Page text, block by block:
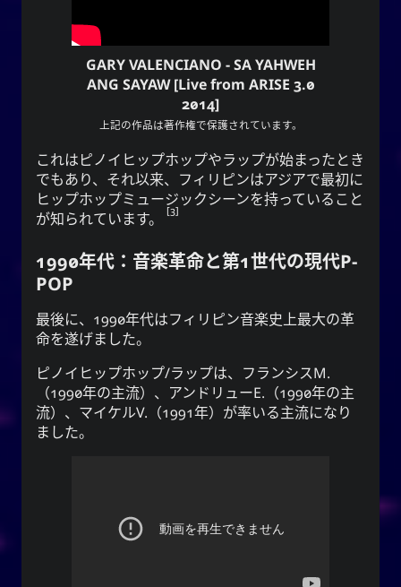
GARY VALENCIANO - SA YAHWEH
ANG SAYAW [Live from ARISE 3.0
2014]
上記の作品は著作権で保護されています。
これはピノイヒップホップやラップが始まったとき
でもあり、それ以来、フィリピンはアジアで最初に
ヒップホップミュージックシーンを持っていること
が知られています。
3
1990年代：音楽革命と第1世代の現代P-
POP
最後に、1990年代はフィリピン音楽史上最大の革
命を遂げました。
ピノイヒップホップ/ラップは、フランシスM.
（1990年の主流）、アンドリューE.（1990年の主
流）、マイケルV.（1991年）が率いる主流になり
ました。